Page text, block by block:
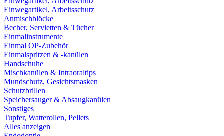
Einwegartikel, Arbeitsschutz
Anmischblöcke
Becher, Servietten & Tücher
Einmalinstrumente
Einmal OP-Zubehör
Einmalspritzen & -kanülen
Handschuhe
Mischkanülen & Intraoraltips
Mundschutz, Gesichtsmasken
Schutzbrillen
Speichersauger & Absaugkanülen
Sonstiges
Tupfer, Watterollen, Pellets
Alles anzeigen